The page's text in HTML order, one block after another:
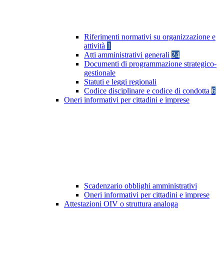
Riferimenti normativi su organizzazione e
attività 1
Atti amministrativi generali 24
Documenti di programmazione strategico-
gestionale
Statuti e leggi regionali
Codice disciplinare e codice di condotta 6
Oneri informativi per cittadini e imprese
Scadenzario obblighi amministrativi
Oneri informativi per cittadini e imprese
Attestazioni OIV o struttura analoga